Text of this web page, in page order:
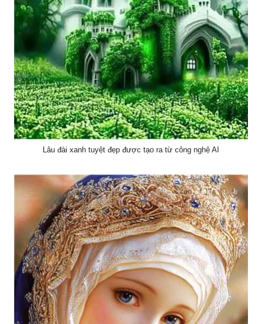
Lâu đài xanh tuyệt đẹp được tạo ra từ công nghệ AI